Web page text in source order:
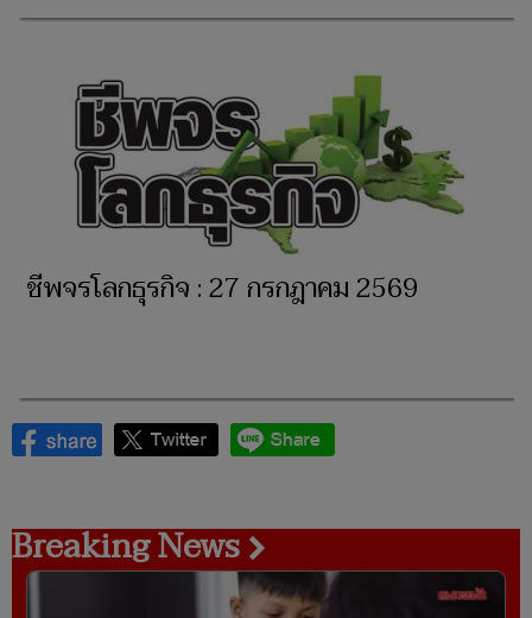
ชีพจรโลกธุรกิจ : 27 กรกฎาคม 2569
Breaking News